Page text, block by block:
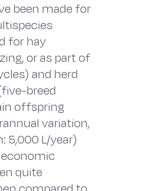
been made for
for hay
or as part of
and herd
breed
offspring
variation,
5,000 L/year)
quite